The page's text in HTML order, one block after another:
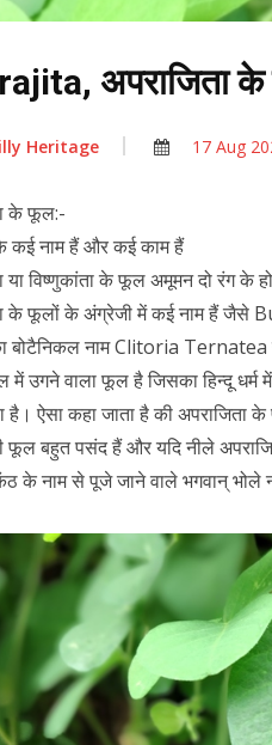
अपराजिता के
Heritage 17 Aug
के फूल:-
नाम हैं और कई काम हैं
या विष्णुकांता के फूल अमूमन दो रंग के
के फूलों के अंग्रेजी में कई नाम हैं जैसे
बोटैनिकल नाम Clitoria Ternatea
में उगने वाला फूल है जिसका हिन्दू
है। ऐसा कहा जाता है की अपराजिता
फूल बहुत पसंद हैं और यदि नीले
के नाम से पूजे जाने वाले भगवान् भोले